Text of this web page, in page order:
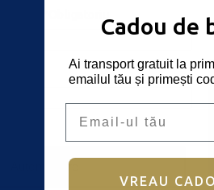
email
Autentificare
Cadou de
Ai transport gratuit la
emailul tău și primești
VREAU